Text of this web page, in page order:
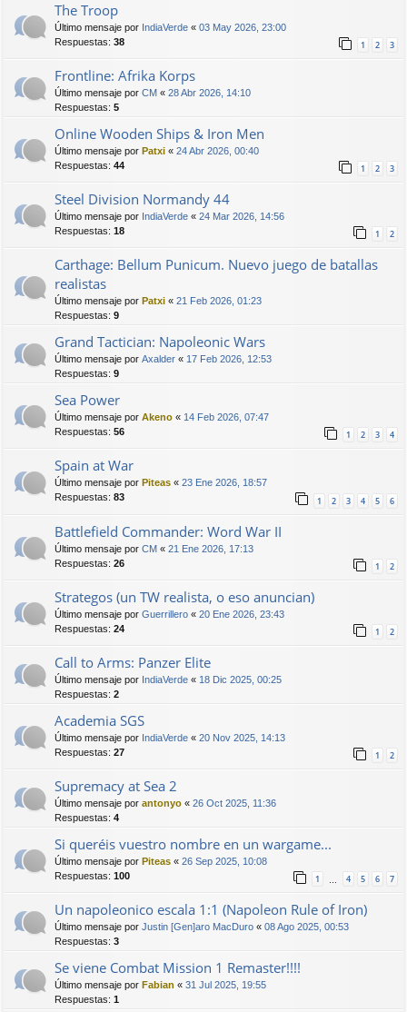
The Troop
Último mensaje por IndiaVerde « 03 May 2026, 23:00
Respuestas: 38 1 2 3
Frontline: Afrika Korps
Último mensaje por CM « 28 Abr 2026, 14:10
Respuestas: 5
Online Wooden Ships & Iron Men
Último mensaje por Patxi « 24 Abr 2026, 00:40
Respuestas: 44 1 2 3
Steel Division Normandy 44
Último mensaje por IndiaVerde « 24 Mar 2026, 14:56
Respuestas: 18 1 2
Carthage: Bellum Punicum. Nuevo juego de batallas
realistas
Último mensaje por Patxi « 21 Feb 2026, 01:23
Respuestas: 9
Grand Tactician: Napoleonic Wars
Último mensaje por Axalder « 17 Feb 2026, 12:53
Respuestas: 9
Sea Power
Último mensaje por Akeno « 14 Feb 2026, 07:47
Respuestas: 56 1 2 3 4
Spain at War
Último mensaje por Piteas « 23 Ene 2026, 18:57
Respuestas: 83 1 2 3 4 5 6
Battlefield Commander: Word War II
Último mensaje por CM « 21 Ene 2026, 17:13
Respuestas: 26 1 2
Strategos (un TW realista, o eso anuncian)
Último mensaje por Guerrillero « 20 Ene 2026, 23:43
Respuestas: 24 1 2
Call to Arms: Panzer Elite
Último mensaje por IndiaVerde « 18 Dic 2025, 00:25
Respuestas: 2
Academia SGS
Último mensaje por IndiaVerde « 20 Nov 2025, 14:13
Respuestas: 27 1 2
Supremacy at Sea 2
Último mensaje por antonyo « 26 Oct 2025, 11:36
Respuestas: 4
Si queréis vuestro nombre en un wargame...
Último mensaje por Piteas « 26 Sep 2025, 10:08
Respuestas: 100 1 4 5 6 7
Un napoleonico escala 1:1 (Napoleon Rule of Iron)
Último mensaje por Justin [Gen]aro MacDuro « 08 Ago 2025, 00:53
Respuestas: 3
Se viene Combat Mission 1 Remaster!!!!
Último mensaje por Fabian « 31 Jul 2025, 19:55
Respuestas: 1